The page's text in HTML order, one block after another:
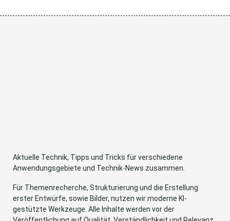
Aktuelle Technik, Tipps und Tricks für verschiedene
Anwendungsgebiete und Technik-News zusammen.
Für Themenrecherche, Strukturierung und die Erstellung
erster Entwürfe, sowie Bilder, nutzen wir moderne KI-
gestützte Werkzeuge. Alle Inhalte werden vor der